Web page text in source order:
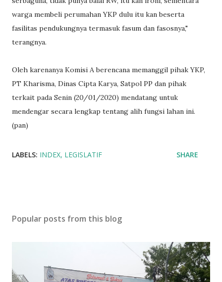
warga membeli perumahan YKP dulu itu kan beserta
fasilitas pendukungnya termasuk fasum dan fasosnya,"
terangnya.
Oleh karenanya Komisi A berencana memanggil pihak YKP,
PT Kharisma, Dinas Cipta Karya, Satpol PP dan pihak
terkait pada Senin (20/01/2020) mendatang untuk
mendengar secara lengkap tentang alih fungsi lahan ini.
(pan)
LABELS: INDEX LEGISLATIF SHARE
Popular posts from this blog